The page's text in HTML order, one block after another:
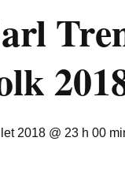
2018 @ 23 h 00